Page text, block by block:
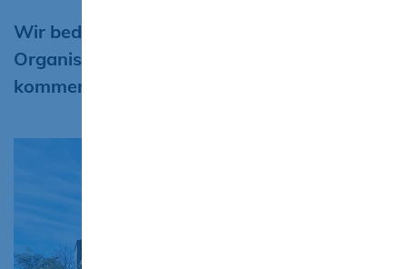
Wir bedanken uns herzlich bei den
Organisatoren und freuen uns auf
kommende Events!